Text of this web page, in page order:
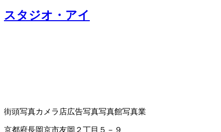
スタジオ・アイ
街頭写真カメラ店広告写真写真館写真業
京都府長岡京市友岡２丁目５－９